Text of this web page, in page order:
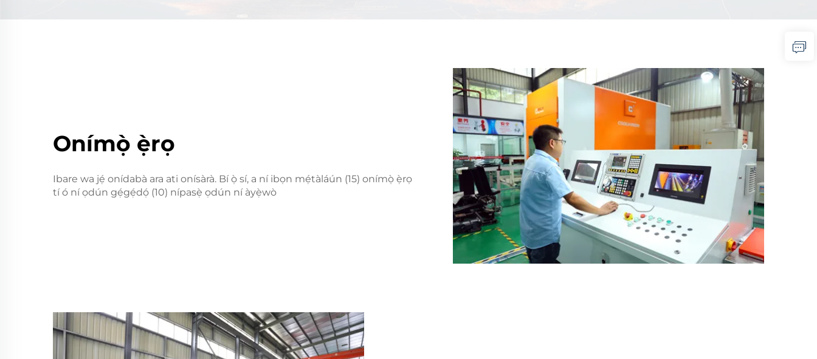
Onímọ̀ ẹ̀rọ
Ibare wa jẹ́ onídabà ara ati onísàrà. Bí ọ̀ sí, a ní ibọn mẹ́tàláún (15) onímọ̀ ẹ̀rọ
tí ó ní ọdún gẹ́gẹ́dọ́ (10) nípasẹ̀ ọdún ní àyẹ̀wò